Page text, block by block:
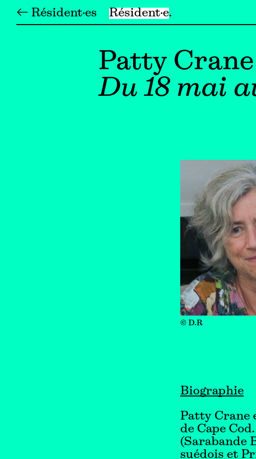
← Résident·es Résident·e
Patty Crane
Du 18 mai
© D.R
Biographie
Patty Crane
de Cape
(Sarabande
suédois et